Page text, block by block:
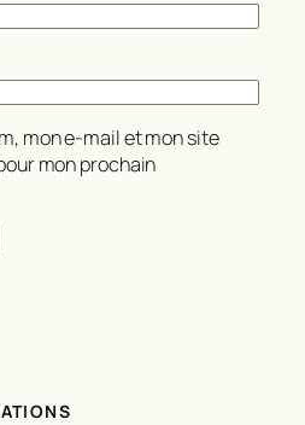
mon e-mail et mon site
mon prochain